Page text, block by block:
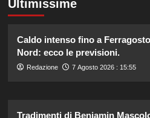
Ultimissime
Caldo intenso fino a
Nord: ecco le previsioni.
Redazione 7 Agosto 2026 : 15:55
Tradimenti di Benjamin